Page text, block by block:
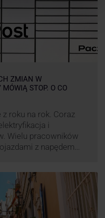
ZMIAN W
STOP. O CO
roku na rok. Coraz
i
Wielu pracowników
z napędem
postanowił
wzbudziło ogromny